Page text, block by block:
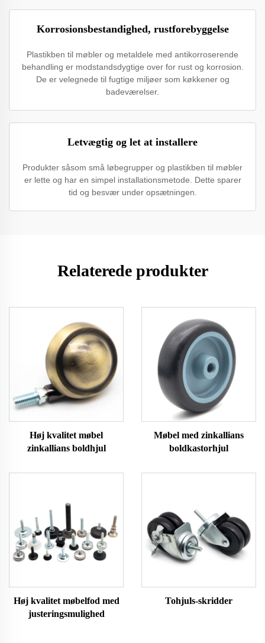
Korrosionsbestandighed, rustforebyggelse
Plastikben til møbler og metaldele med antikorroserende
behandling er modstandsdygtige over for rust og korrosion.
De er velegnede til fugtige miljøer som køkkener og
badeværelser.
Letvægtig og let at installere
Produkter såsom små løbegrupper og plastikben til møbler
er lette og har en simpel installationsmetode. Dette sparer
tid og besvær under opsætningen.
Relaterede produkter
Høj kvalitet møbel
zinkallians boldhjul
Møbel med zinkallians
boldkastorhjul
Høj kvalitet møbelfod med
justeringsmulighed
Tohjuls-skridder